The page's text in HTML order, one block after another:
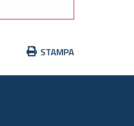
Azioni
documento
STAMPA